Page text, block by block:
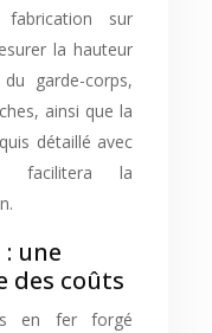
sur
la hauteur
garde-corps,
ainsi que la
détaillé avec
facilitera la
une
des coûts
en fer forgé